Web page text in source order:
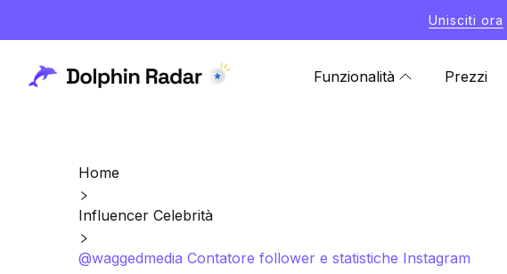
Unisciti ora
Funzionalità Prezzi
Home
Influencer Celebrità
@waggedmedia Contatore follower e statistiche Instagram